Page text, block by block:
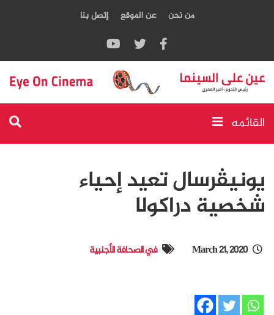
من نحن عن الموقع إتصل بنا
القائمه
يونيڤرسال تعيد إحياء
شخصية دراكولا
March 21, 2020 في الصحافة الأجنبية